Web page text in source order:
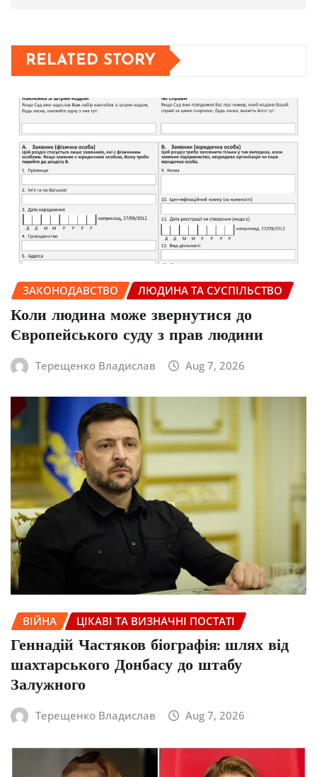
RELATED STORY
ЗАКОНОДАВСТВО ЛЮДИНА ТА СУСПІЛЬСТВО
Коли людина може звернутися до
Європейського суду з прав людини
Терещенко Владислав Aug 7, 2026
ВІЙНА ЦІКАВІ ТА ВИЗНАЧНІ ПОСТАТІ
Геннадій Частяков біографія: шлях від
шахтарського Донбасу до штабу
Залужного
Терещенко Владислав Aug 7, 2026